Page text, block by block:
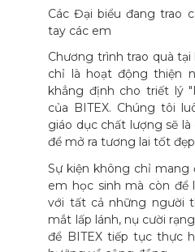
Các Đại biểu đang trao
tay các em
Chương trình trao quà
chỉ là hoạt động thiện
khẳng định cho triết lý
của BITEX. Chúng tôi
giáo dục chất lượng sẽ
để mở ra tương lai tốt
Sự kiện không chỉ mang
em học sinh mà còn để
với tất cả những người
mắt lấp lánh, nụ cười
để BITEX tiếp tục thực